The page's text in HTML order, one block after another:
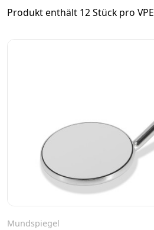
Produkt enthält 12 Stück pro VPE
Mundspiegel